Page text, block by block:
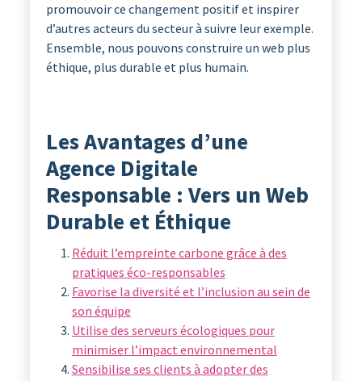
promouvoir ce changement positif et inspirer
d’autres acteurs du secteur à suivre leur exemple.
Ensemble, nous pouvons construire un web plus
éthique, plus durable et plus humain.
Les Avantages d’une
Agence Digitale
Responsable : Vers un Web
Durable et Éthique
Réduit l’empreinte carbone grâce à des
pratiques éco-responsables
Favorise la diversité et l’inclusion au sein de
son équipe
Utilise des serveurs écologiques pour
minimiser l’impact environnemental
Sensibilise ses clients à adopter des